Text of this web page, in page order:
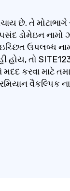
છે. તે મોટાભાગે
ડોમેઇન નામો
ઉપલબ્ધ
હોય, તો
કરવા માટે
વૈકલ્પિક